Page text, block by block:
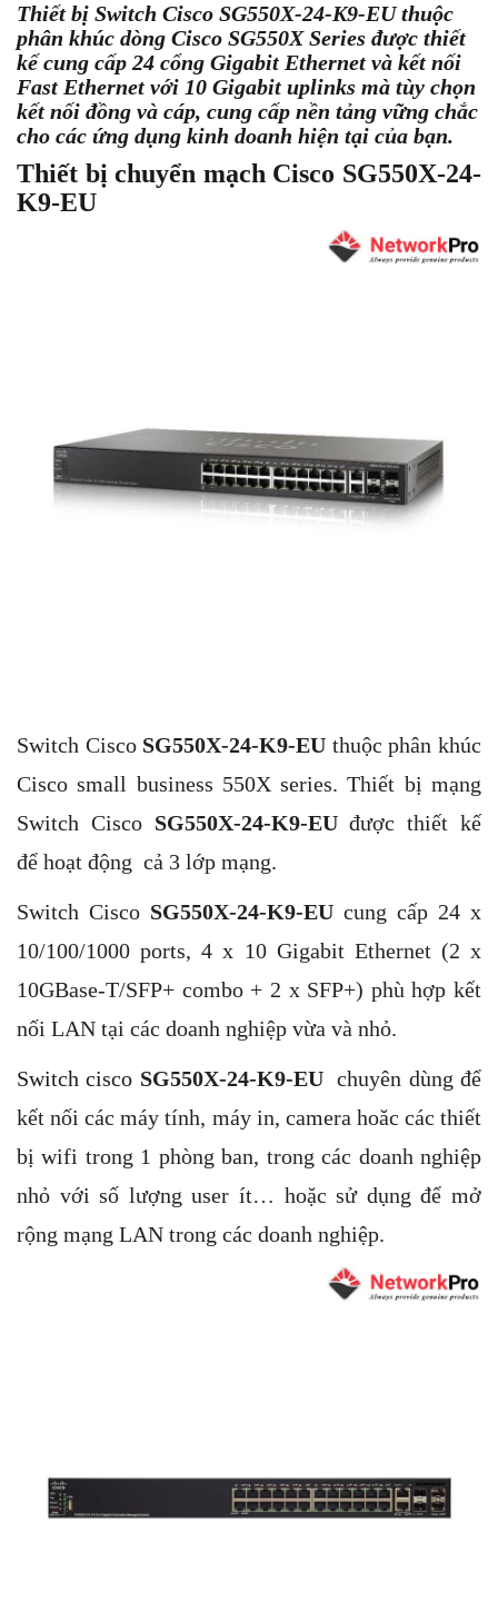
Thiết bị Switch Cisco SG550X-24-K9-EU thuộc
phân khúc dòng Cisco SG550X Series được thiết
kế cung cấp 24 cổng Gigabit Ethernet và kết nối
Fast Ethernet với 10 Gigabit uplinks mà tùy chọn
kết nối đồng và cáp, cung cấp nền tảng vững chắc
cho các ứng dụng kinh doanh hiện tại của bạn.
Thiết bị chuyển mạch Cisco SG550X-24-
K9-EU
Switch CiscoSG550X-24-K9-EU thuộc phân khúc
Cisco small business 550X series. Thiết bị mạng
Switch CiscoSG550X-24-K9-EUđược thiết kế
để hoạt động cả 3 lớp mạng.
Switch Cisco SG550X-24-K9-EU cung cấp 24 x
10/100/1000 ports, 4 x 10 Gigabit Ethernet (2 x
10GBase-T/SFP+ combo + 2 x SFP+) phù hợp kết
nối LAN tại các doanh nghiệp vừa và nhỏ.
Switch cisco SG550X-24-K9-EUchuyên dùng để
kết nối các máy tính, máy in, camera hoăc các thiết
bị wifi trong 1 phòng ban, trong các doanh nghiệp
nhỏ với số lượng user ít… hoặc sử dụng để mở
rộng mạng LAN trong các doanh nghiệp.